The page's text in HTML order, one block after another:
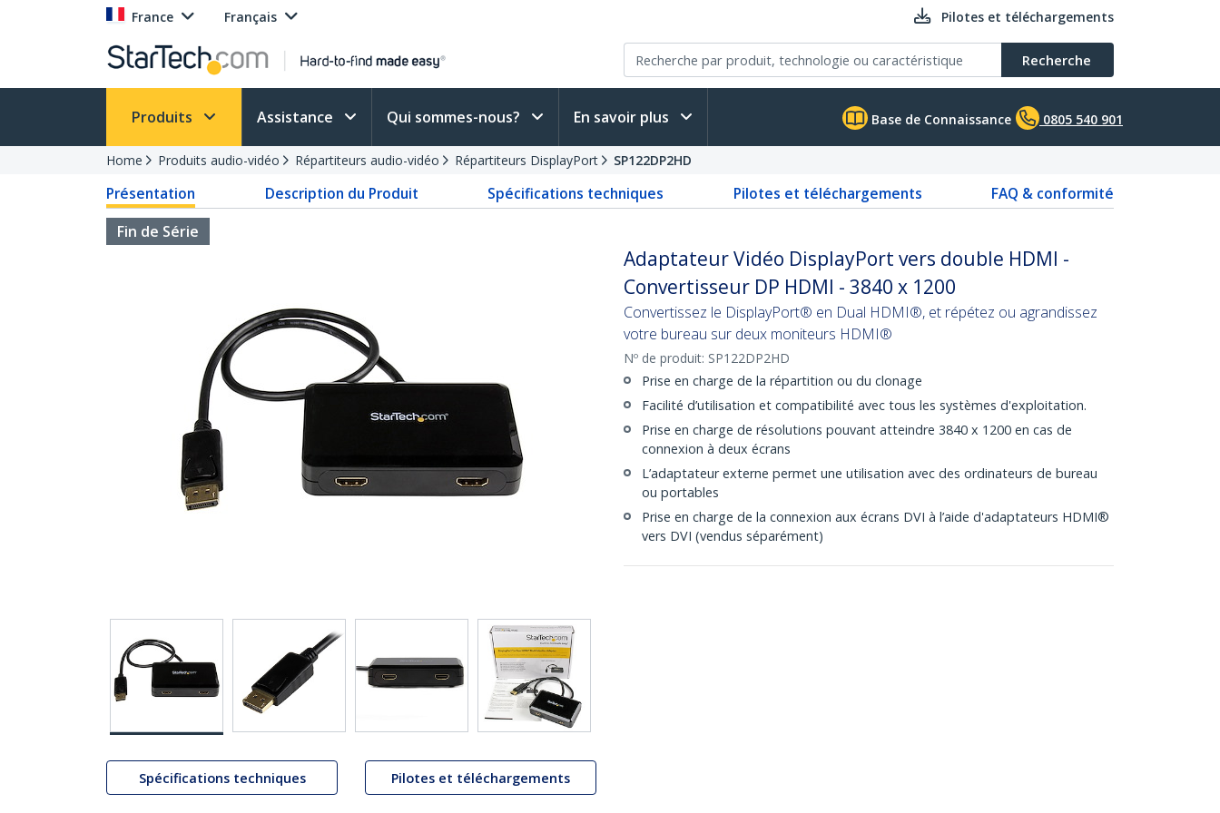
France Français Pilotes et téléchargements
Recherche
Produits Assistance Qui sommes-nous? En savoir plus Base de Connaissance 0805 540 901
Home Produits audio-vidéo Répartiteurs audio-vidéo Répartiteurs DisplayPort SP122DP2HD
Présentation Description du Produit Spécifications techniques Pilotes et téléchargements
FAQ & conformité
Fin de Série
Spécifications techniques Pilotes et téléchargements
Adaptateur Vidéo DisplayPort vers double HDMI -
Convertisseur DP HDMI - 3840 x 1200
Convertissez le DisplayPort® en Dual HDMI®, et répétez ou agrandissez
votre bureau sur deux moniteurs HDMI®
Nº de produit: SP122DP2HD
Prise en charge de la répartition ou du clonage
Facilité d’utilisation et compatibilité avec tous les systèmes d'exploitation.
Prise en charge de résolutions pouvant atteindre 3840 x 1200 en cas de
connexion à deux écrans
L’adaptateur externe permet une utilisation avec des ordinateurs de bureau
ou portables
Prise en charge de la connexion aux écrans DVI à l’aide d'adaptateurs HDMI®
vers DVI (vendus séparément)